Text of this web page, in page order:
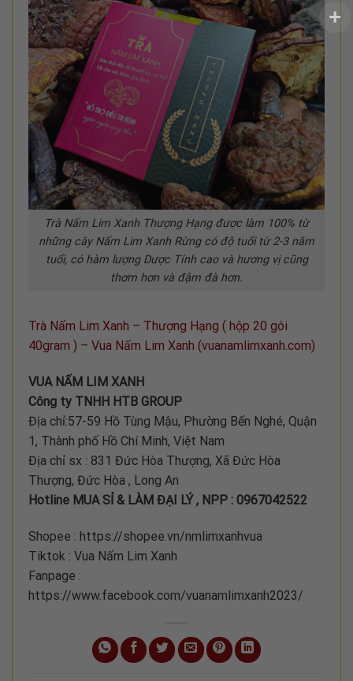
Trà Nấm Lim Xanh Thượng Hạng được làm 100% từ
những cây Nấm Lim Xanh Rừng có độ tuổi từ 2-3 năm
tuổi, có hàm lượng Dược Tính cao và hương vị cũng
thơm hơn và đậm đà hơn.
Trà Nấm Lim Xanh – Thượng Hạng ( hộp 20 gói
40gram ) – Vua Nấm Lim Xanh (vuanamlimxanh.com)
VUA NẤM LIM XANH
Công ty TNHH HTB GROUP
Địa chỉ:57-59 Hồ Tùng Mậu, Phường Bến Nghé, Quận
1, Thành phố Hồ Chí Minh, Việt Nam
Địa chỉ sx : 831 Đức Hòa Thượng, Xã Đức Hòa
Thượng, Đức Hòa , Long An
Hotline MUA SỈ & LÀM ĐẠI LÝ , NPP : 0967042522
Shopee : https://shopee.vn/nmlimxanhvua
Tiktok : Vua Nấm Lim Xanh
Fanpage :
https://www.facebook.com/vuanamlimxanh2023/